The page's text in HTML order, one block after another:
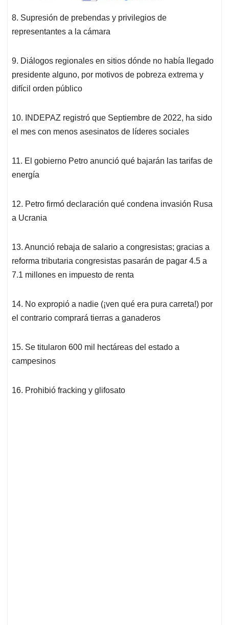
8. Supresión de prebendas y privilegios de
representantes a la cámara
9. Diálogos regionales en sitios dónde no había llegado
presidente alguno, por motivos de pobreza extrema y
difícil orden público
10. INDEPAZ registró que Septiembre de 2022, ha sido
el mes con menos asesinatos de líderes sociales
11. El gobierno Petro anunció qué bajarán las tarifas de
energía
12. Petro firmó declaración qué condena invasión Rusa
a Ucrania
13. Anunció rebaja de salario a congresistas; gracias a
reforma tributaria congresistas pasarán de pagar 4.5 a
7.1 millones en impuesto de renta
14. No expropió a nadie (¡ven qué era pura carreta!) por
el contrario comprará tierras a ganaderos
15. Se titularon 600 mil hectáreas del estado a
campesinos
16. Prohibió fracking y glifosato